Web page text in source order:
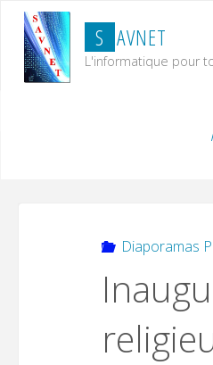
content
S AVNET
L'informatique pour
Diaporamas